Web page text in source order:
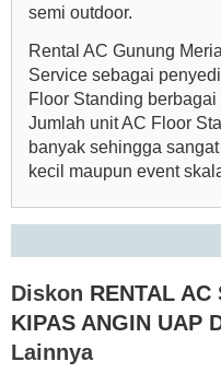
semi outdoor.
Rental AC Gunung
Service sebagai
Floor Standing
Jumlah unit AC Floor
banyak sehingga
kecil maupun event
Diskon RENTAL AC
KIPAS ANGIN UAP
Lainnya